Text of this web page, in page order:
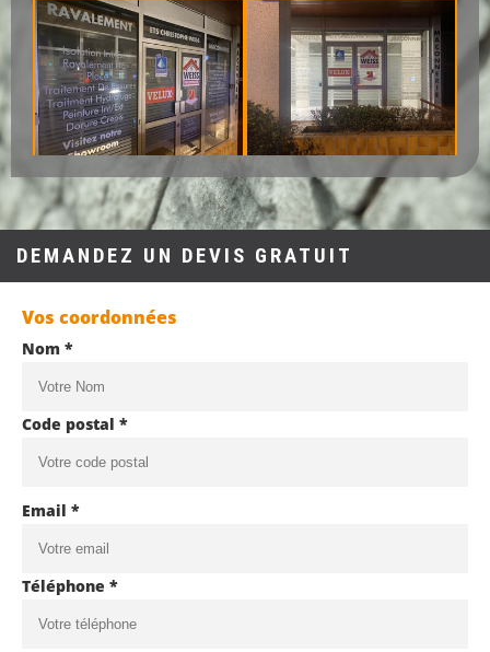
DEMANDEZ UN DEVIS GRATUIT
Vos coordonnées
Nom *
Code postal *
Email *
Téléphone *